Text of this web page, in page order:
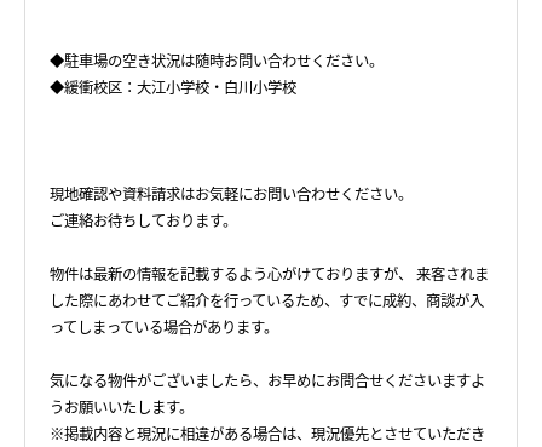
◆駐車場の空き状況は随時お問い合わせください。
◆緩衝校区：大江小学校・白川小学校
現地確認や資料請求はお気軽にお問い合わせください。
ご連絡お待ちしております。
物件は最新の情報を記載するよう心がけておりますが、 来客されま
した際にあわせてご紹介を行っているため、すでに成約、商談が入
ってしまっている場合があります。
気になる物件がございましたら、お早めにお問合せくださいますよ
うお願いいたします。
※掲載内容と現況に相違がある場合は、現況優先とさせていただき